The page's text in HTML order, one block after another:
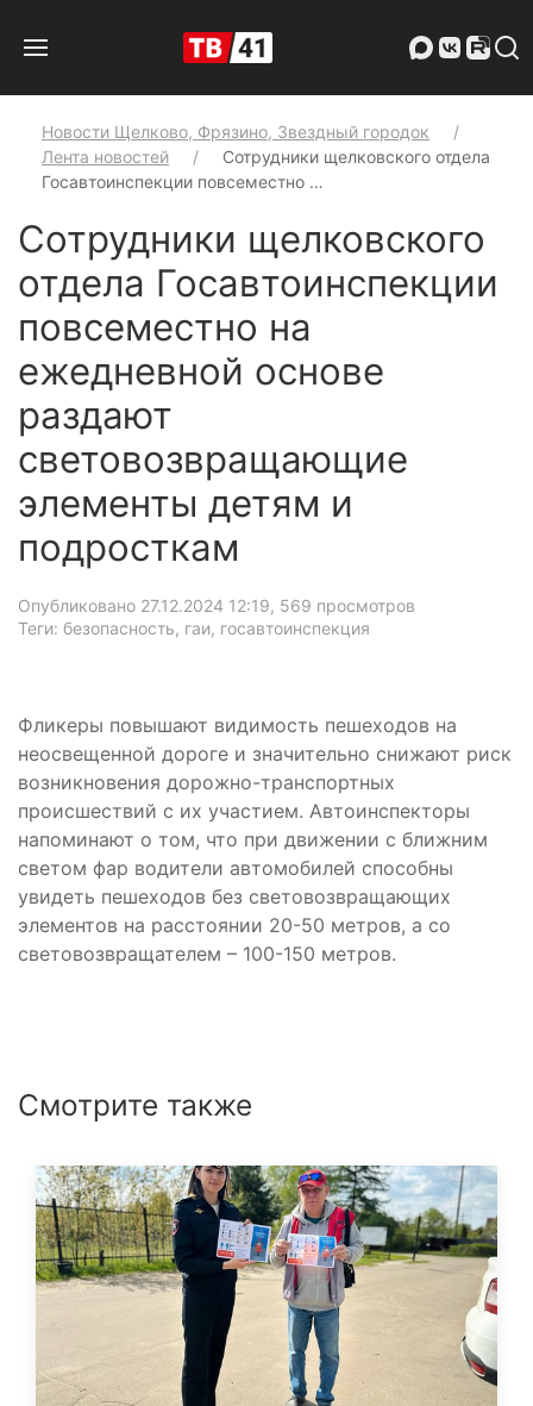
Новости Щелково, Фрязино, Звездный городок
Лента новостей
Сотрудники щелковского отдела
Госавтоинспекции повсеместно …
Сотрудники щелковского
отдела Госавтоинспекции
повсеместно на
ежедневной основе
раздают
световозвращающие
элементы детям и
подросткам
Опубликовано 27.12.2024 12:19, 569 просмотров
Теги: безопасность, гаи, госавтоинспекция
Фликеры повышают видимость пешеходов на
неосвещенной дороге и значительно снижают риск
возникновения дорожно-транспортных
происшествий с их участием. Автоинспекторы
напоминают о том, что при движении с ближним
светом фар водители автомобилей способны
увидеть пешеходов без световозвращающих
элементов на расстоянии 20-50 метров, а со
световозвращателем – 100-150 метров.
Смотрите также